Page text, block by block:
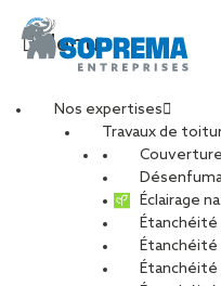
Menu
Nos expertises
Travaux de
Éclairage
Étanchéité
Étanchéité